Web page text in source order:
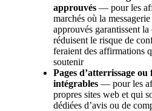
approuvés — pour les
marchés où la
approuvés garantissent
réduisent le risque de
feraient des affirmations
soutenir
Pages d’atterrissage
intégrables — pour les
propres sites web et qui
dédiées d’avis ou de